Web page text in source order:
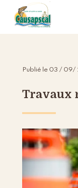
Publié le 03 / 09/
Travaux